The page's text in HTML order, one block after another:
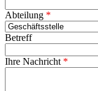
Abteilung *
Betreff
Ihre Nachricht *